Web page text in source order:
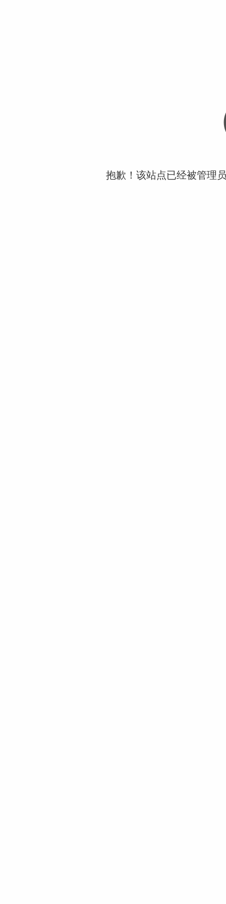
抱歉！该站点已经被管理